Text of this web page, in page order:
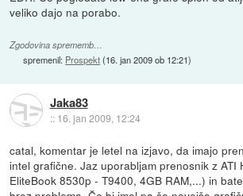
veliko dajo na porabo.
Zgodovina sprememb…
spremenil: Prospekt(16. jan 2009 ob 12:21)
Jaka83
:: 16. jan 2009, 12:24
catal, komentar je letel na izjavo, da imajo
intel grafične. Jaz uporabljam prenosnik z ATI
EliteBook 8530p - T9400, 4GB RAM,...) in